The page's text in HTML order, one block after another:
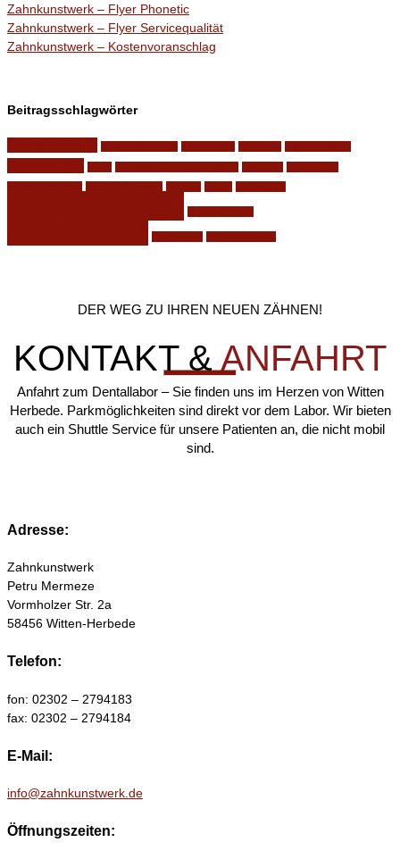
Zahnkunstwerk – Flyer Phonetic
Zahnkunstwerk – Flyer Servicequalität
Zahnkunstwerk – Kostenvoranschlag
Beitragsschlagwörter
DER WEG ZU IHREN NEUEN ZÄHNEN!
KONTAKT & ANFAHRT
Anfahrt zum Dentallabor – Sie finden uns im Herzen von Witten
Herbede. Parkmöglichkeiten sind direkt vor dem Labor. Wir bieten
auch ein Shuttle Service für unsere Patienten an, die nicht mobil
sind.
Adresse:
Zahnkunstwerk
Petru Mermeze
Vormholzer Str. 2a
58456 Witten-Herbede
Telefon:
fon: 02302 – 2794183
fax: 02302 – 2794184
E-Mail:
info@zahnkunstwerk.de
Öffnungszeiten: